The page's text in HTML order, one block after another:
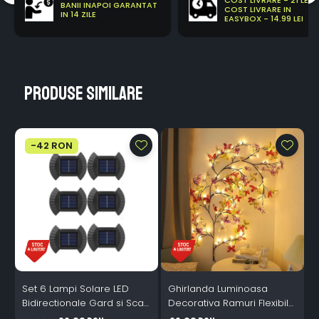
BANII INAPOI GARANTAT
IN 14 ZILE
COST LIVRARE IN
EASYBOX - 14.99 LEI
Produse similare
-42 RON
Set 6 Lampi Solare LED
Bidirectionale Gard si Scari
Ghirlanda Luminoasa
Decorativa Ramuri Flexibile